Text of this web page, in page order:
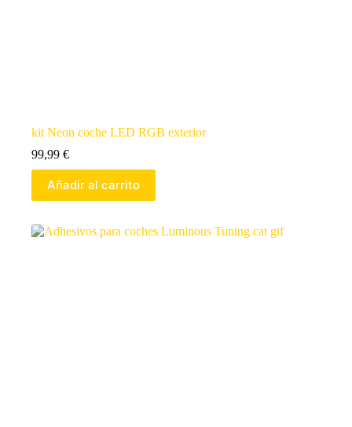
kit Neon coche LED RGB exterior
99,99 €
Añadir al carrito